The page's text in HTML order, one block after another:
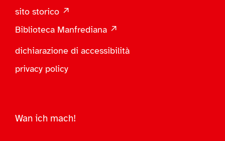
sito storico ↗
Biblioteca Manfrediana ↗
dichiarazione di accessibilità
privacy policy
Wan ich mach!